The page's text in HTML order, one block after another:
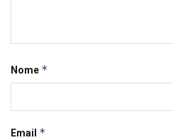
Nome *
Email *